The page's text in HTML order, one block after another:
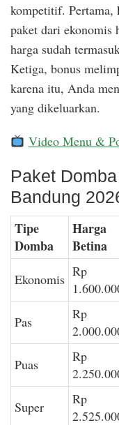
kompetitif. Pertama,
paket dari ekonomis
harga sudah
Ketiga, bonus
karena itu, Anda
yang dikeluarkan.
Video Menu &
Paket
Bandung
Tipe
Domba
Harga
Betina
Ekonomis Rp
Pas
Rp
Puas
Rp
Super
Rp